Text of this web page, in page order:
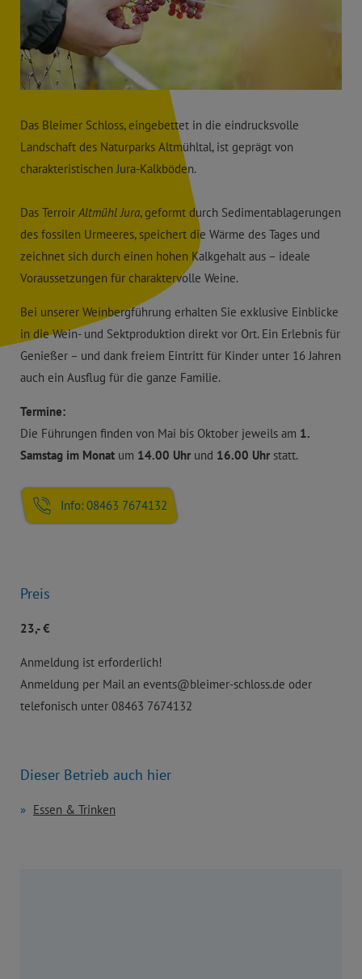
Das Bleimer Schloss, eingebettet in die eindrucksvolle
Landschaft des Naturparks Altmühltal, ist geprägt von
charakteristischen Jura-Kalkböden.
Das Terroir Altmühl Jura, geformt durch Sedimentablagerungen
des fossilen Urmeeres, speichert die Wärme des Tages und
zeichnet sich durch einen hohen Kalkgehalt aus – ideale
Voraussetzungen für charaktervolle Weine.
Bei unserer Weinbergführung erhalten Sie exklusive Einblicke
in die Wein- und Sektproduktion direkt vor Ort. Ein Erlebnis für
Genießer – und dank freiem Eintritt für Kinder unter 16 Jahren
auch ein Ausflug für die ganze Familie.
Termine:
Die Führungen finden von Mai bis Oktober jeweils am 1.
Samstag im Monat um 14.00 Uhr und 16.00 Uhr statt.
Info: 08463 7674132
Preis
23,- €
Anmeldung ist erforderlich!
Anmeldung per Mail an events@bleimer-schloss.de oder
telefonisch unter 08463 7674132
Dieser Betrieb auch hier
Essen & Trinken